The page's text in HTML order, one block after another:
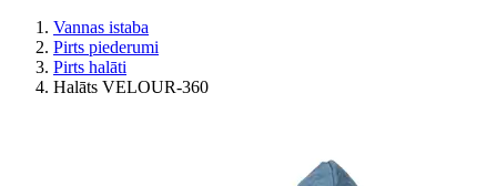
Vannas istaba
Pirts piederumi
Pirts halāti
Halāts VELOUR-360